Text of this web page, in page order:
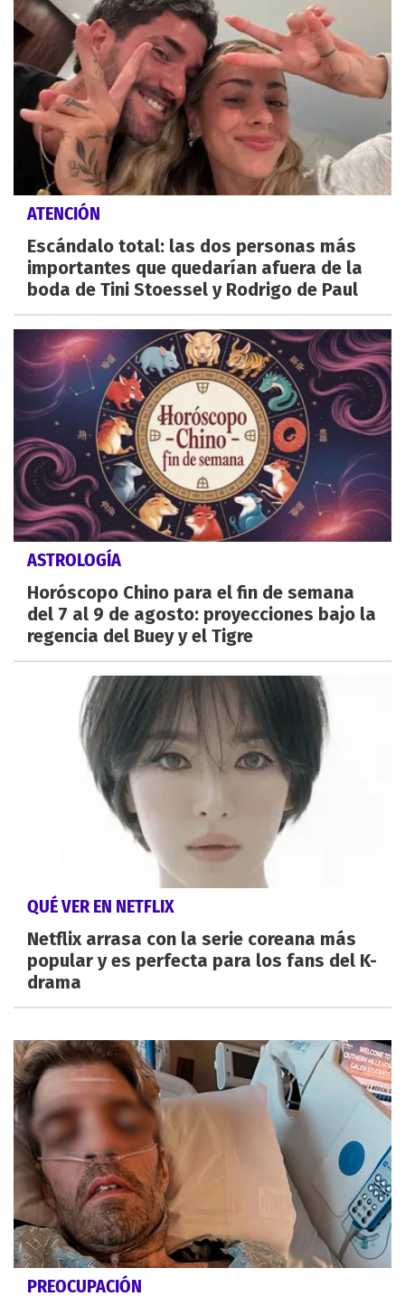
ATENCIÓN
Escándalo total: las dos personas más
importantes que quedarían afuera de la
boda de Tini Stoessel y Rodrigo de Paul
ASTROLOGÍA
Horóscopo Chino para el fin de semana
del 7 al 9 de agosto: proyecciones bajo la
regencia del Buey y el Tigre
QUÉ VER EN NETFLIX
Netflix arrasa con la serie coreana más
popular y es perfecta para los fans del K-
drama
PREOCUPACIÓN